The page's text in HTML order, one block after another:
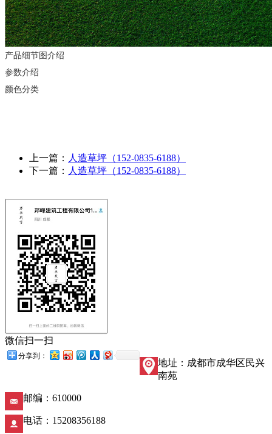
产品细节图介绍
参数介绍
颜色分类
上一篇： 人造草坪（152-0835-6188）
下一篇： 人造草坪（152-0835-6188）
微信扫一扫
分享到：
地址：成都市成华区民兴
南苑
邮编：610000
电话：15208356188